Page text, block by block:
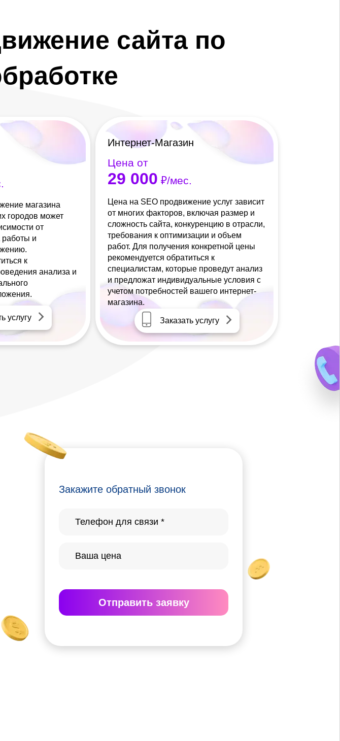
сайта по
магазина
городов может
от
работы и
к
анализа и
услугу
Интернет-Магазин
Цена от
29 000 ₽/мес.
Цена на SEO продвижение услуг зависит
от многих факторов, включая размер и
сложность сайта, конкуренцию в отрасли,
требования к оптимизации и объем
работ. Для получения конкретной цены
рекомендуется обратиться к
специалистам, которые проведут анализ
и предложат индивидуальные условия с
учетом потребностей вашего интернет-
магазина.
Заказать услугу
Закажите обратный звонок
Отправить заявку